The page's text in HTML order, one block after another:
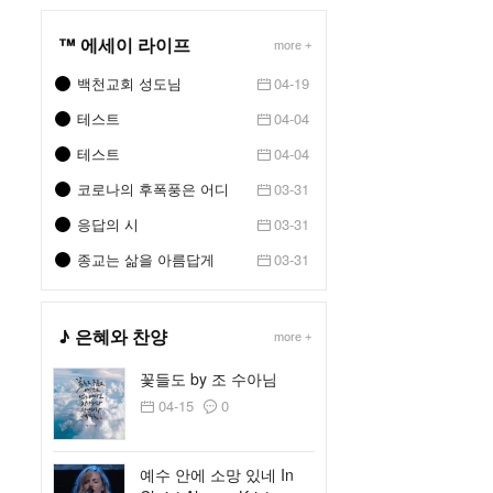
™ 에세이 라이프 more +
백천교회 성도님
04-19
테스트
04-04
테스트
04-04
코로나의 후폭풍은 어디
03-31
응답의 시
03-31
종교는 삶을 아름답게
03-31
♪ 은혜와 찬양 more +
꽃들도 by 조 수아님
04-15 0
예수 안에 소망 있네 In